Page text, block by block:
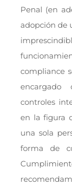
Penal (en
adopción de
compliance
controles
en la figura
una sola
forma de